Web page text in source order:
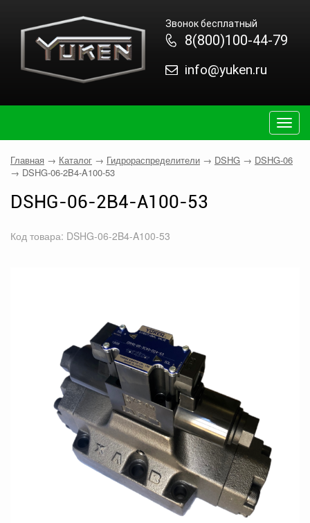
Звонок бесплатный
8(800)100-44-79
info@yuken.ru
Главная → Каталог → Гидрораспределители → DSHG → DSHG-06
→ DSHG-06-2B4-A100-53
DSHG-06-2B4-A100-53
Код товара: DSHG-06-2B4-A100-53